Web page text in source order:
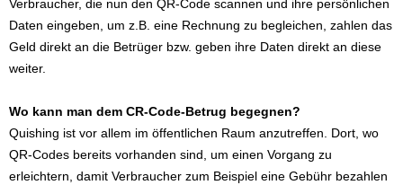
Verbraucher, die nun den QR-Code scannen und ihre persönlichen
Daten eingeben, um z.B. eine Rechnung zu begleichen, zahlen das
Geld direkt an die Betrüger bzw. geben ihre Daten direkt an diese
weiter.
Wo kann man dem CR-Code-Betrug begegnen?
Quishing ist vor allem im öffentlichen Raum anzutreffen. Dort, wo
QR-Codes bereits vorhanden sind, um einen Vorgang zu
erleichtern, damit Verbraucher zum Beispiel eine Gebühr bezahlen